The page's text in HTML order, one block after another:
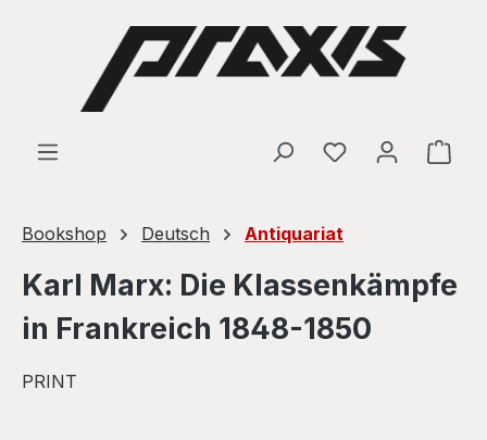
Skip to main content
Bookshop Deutsch Antiquariat
Karl Marx: Die Klassenkämpfe
in Frankreich 1848-1850
PRINT